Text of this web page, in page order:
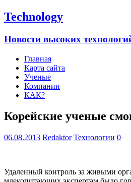
Technology
Новости высоких
Главная
Карта сайта
Ученые
Компании
КАК?
Корейские ученые
06.08.2013 Redaktor Технологии 0
Удаленный контроль за живыми